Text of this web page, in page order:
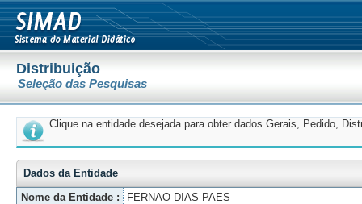
Distribuição
Seleção das Pesquisas
Clique na entidade desejada para obter dados Gerais, Pedido,
Dados da Entidade
Nome da Entidade :
FERNAO DIAS PAES